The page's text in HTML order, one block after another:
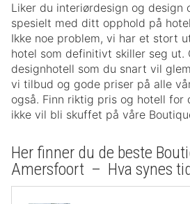
Liker du interiørdesign og design
spesielt med ditt opphold på
Ikke noe problem, vi har et stort
hotel som definitivt skiller seg ut.
designhotell som du snart vil
vi tilbud og gode priser på alle
også. Finn riktig pris og hotell for
ikke vil bli skuffet på våre
Her finner du de beste
Amersfoort – Hva synes